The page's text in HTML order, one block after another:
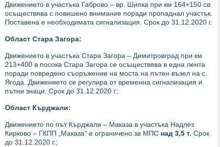
Движението в участъка Габрово – вр. Шипка при км 164+150 се
осъществява с повишено внимание поради пропаднал участък.
Поставена е необходимата сигнализация. Срок до 31.12.2020 г.
Област Стара Загора:
Движението в участъка Стара Загора – Димитровград при км
213+400 в посока Стара Загора се осъществява в една лента
поради повредено съоръжение на моста на пътен възел на с.
Ягода. Движението се регулира от временна сигнализация и
пътни знаци. Срок до 31.12.2020 г.;
Област Кърджали:
Движението по път Кърджали – Маказа в участъка Надлез
Кирково – ГКПП „Маказа“ е ограничено за МПС над 3,5 т. Срок
до 31.12.2020 г.;